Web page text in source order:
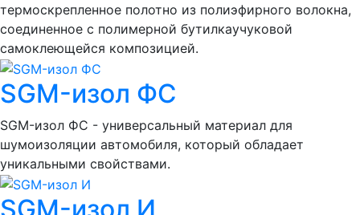
термоскрепленное полотно из полиэфирного волокна,
соединенное с полимерной бутилкаучуковой
самоклеющейся композицией.
SGM-изол ФС
SGM-изол ФС - универсальный материал для
шумоизоляции автомобиля, который обладает
уникальными свойствами.